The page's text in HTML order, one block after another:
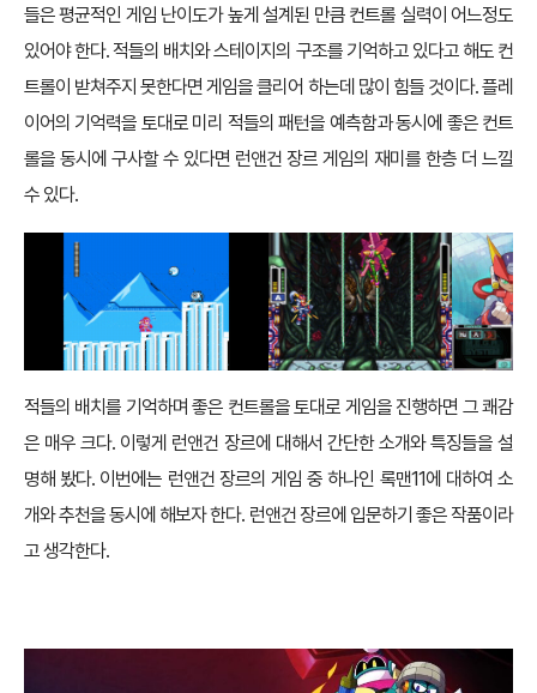
들은 평균적인 게임 난이도가 높게 설계된 만큼 컨트롤 실력이 어느정도
있어야 한다. 적들의 배치와 스테이지의 구조를 기억하고 있다고 해도 컨
트롤이 받쳐주지 못한다면 게임을 클리어 하는데 많이 힘들 것이다. 플레
이어의 기억력을 토대로 미리 적들의 패턴을 예측함과 동시에 좋은 컨트
롤을 동시에 구사할 수 있다면 런앤건 장르 게임의 재미를 한층 더 느낄
수 있다.
적들의 배치를 기억하며 좋은 컨트롤을 토대로 게임을 진행하면 그 쾌감
은 매우 크다. 이렇게 런앤건 장르에 대해서 간단한 소개와 특징들을 설
명해 봤다. 이번에는 런앤건 장르의 게임 중 하나인 록맨11에 대하여 소
개와 추천을 동시에 해보자 한다. 런앤건 장르에 입문하기 좋은 작품이라
고 생각한다.